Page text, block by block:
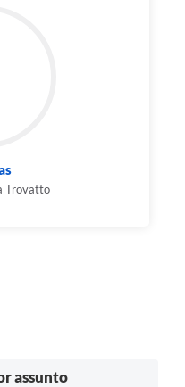
Trovatto
assunto